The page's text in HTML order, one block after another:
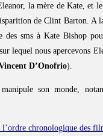
la mère de Kate, et
de Clint Barton. A
des sms à Kate Bishop
lequel nous apercevons
D’Onofrio).
son monde,
chronologique des